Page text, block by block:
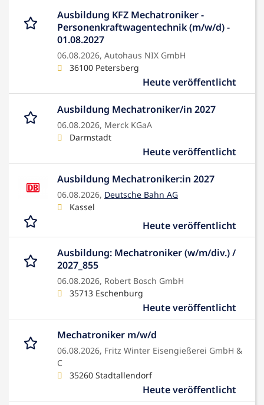
Ausbildung KFZ Mechatroniker -
Personenkraftwagentechnik (m/w/d) -
01.08.2027
06.08.2026, Autohaus NIX GmbH
36100 Petersberg
Heute veröffentlicht
Ausbildung Mechatroniker/in 2027
06.08.2026, Merck KGaA
Darmstadt
Heute veröffentlicht
Ausbildung Mechatroniker:in 2027
06.08.2026, Deutsche Bahn AG
Kassel
Heute veröffentlicht
Ausbildung: Mechatroniker (w/m/div.) /
2027_855
06.08.2026, Robert Bosch GmbH
35713 Eschenburg
Heute veröffentlicht
Mechatroniker m/w/d
06.08.2026, Fritz Winter Eisengießerei GmbH &
C
35260 Stadtallendorf
Heute veröffentlicht